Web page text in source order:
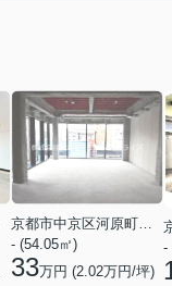
京都市中京区河原町通三条下る大黒町
- (54.05㎡)
33万円 (2.02万円/坪)
-